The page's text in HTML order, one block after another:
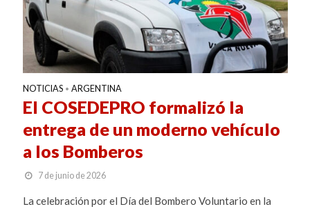
NOTICIAS • ARGENTINA
El COSEDEPRO formalizó la
entrega de un moderno vehículo
a los Bomberos
7 de junio de 2026
La celebración por el Día del Bombero Voluntario en la